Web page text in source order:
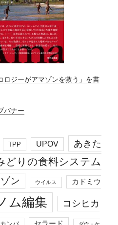
ロジーがアマゾンを救う」を書
TPP UPOV
あきた
どりの食料システム
ン ウイルス カドミウ
ム編集
コシヒカ
セラード